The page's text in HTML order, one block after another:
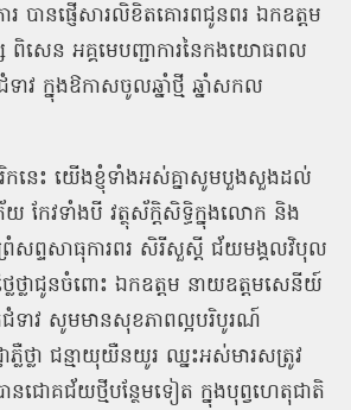
ារ បានផ្ញើសារលិខិតគោរពជូនពរ ឯកឧត្ដម
ពិសេន អគ្គមេបញ្ជាការនៃកងយោធពល
វ ក្នុងឱកាសចូលឆ្នាំថ្មី ឆ្នាំសកល
នេះ យើងខ្ញុំទាំងអស់គ្នាសូមបួងសួងដល់
កែវទាំងបី វត្ថុស័ក្ដិសិទ្ធិក្នុងលោក និង
ព្រំសព្ទសាធុការពរ សិរីសួស្ដី ជ័យមង្គលវិបុល
ៃថ្លាជូនចំពោះ ឯកឧត្ដម នាយឧត្ដមសេនីយ៍
ាវ សូមមានសុខភាពល្អបរិបូរណ៍
ាភ្លឺថ្លា ជន្មាយុយឺនយូរ ឈ្នះអស់មារសត្រូវ
ោគជ័យថ្មីបន្ថែមទៀត ក្នុងបុព្វហេតុជាតិ